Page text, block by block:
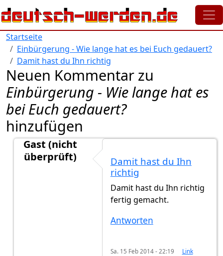
Direkt zum Inhalt
Startseite
Einbürgerung - Wie lange hat es bei Euch gedauert?
Damit hast du Ihn richtig
Neuen Kommentar zu
Einbürgerung - Wie lange hat es
bei Euch gedauert?
hinzufügen
Gast (nicht
überprüft)
Wenn man die Rechtschreibung
Damit hast du Ihn
richtig
Damit hast du Ihn richtig
fertig gemacht.
Antworten
Sa. 15 Feb 2014 - 22:19 Link